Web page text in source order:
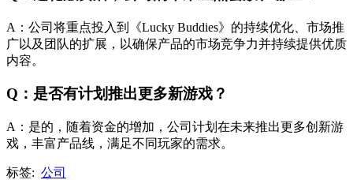
A：公司将重点投入到《Lucky Buddies》的持续优化、市场推
广以及团队的扩展，以确保产品的市场竞争力并持续提供优质
内容。
Q：是否有计划推出更多新游戏？
A：是的，随着资金的增加，公司计划在未来推出更多创新游
戏，丰富产品线，满足不同玩家的需求。
标签: 公司